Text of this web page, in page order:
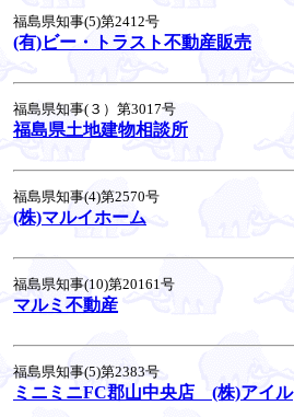
福島県知事(5)第2412号
(有)ビー・トラスト不動産販売
福島県知事(３）第3017号
福島県土地建物相談所
福島県知事(4)第2570号
(株)マルイホーム
福島県知事(10)第20161号
マルミ不動産
福島県知事(5)第2383号
ミニミニFC郡山中央店 (株)アイル